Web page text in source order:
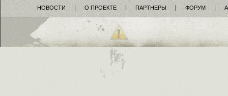
НОВОСТИ О ПРОЕКТЕ ПАРТНЕРЫ ФОРУМ